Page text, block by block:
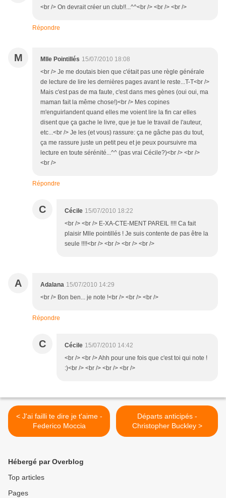
<br /> On devrait créer un club!!...^^<br /> <br /> <br />
Répondre
M Mlle Pointillés 15/07/2010 18:08
<br /> Je me doutais bien que c'était pas une règle générale
de lecture de lire les dernières pages avant le reste...T-T<br />
Mais c'est pas de ma faute, c'est dans mes gènes (oui oui, ma
maman fait la même chose!)<br /> Mes copines
m'enguirlandent quand elles me voient lire la fin car elles
disent que ça gache le livre, que je tue le travail de l'auteur,
etc...<br /> Je les (et vous) rassure: ça ne gâche pas du tout,
ça me rassure juste un petit peu et je peux poursuivre ma
lecture en toute sérénité...^^ (pas vrai Cécile?)<br /> <br />
<br />
Répondre
C Cécile 15/07/2010 18:22
<br /> <br /> E-XA-CTE-MENT PAREIL !!!! Ca fait
plaisir Mlle pointillés ! Je suis contente de pas être la
seule !!!!<br /> <br /> <br /> <br />
A Adalana 15/07/2010 14:29
<br /> Bon ben... je note !<br /> <br /> <br />
Répondre
C Cécile 15/07/2010 14:42
<br /> <br /> Ahh pour une fois que c'est toi qui note !
:)<br /> <br /> <br /> <br />
< J'ai failli te dire je t'aime -
Federico Moccia
Départs anticipés -
Christopher Buckley >
Hébergé par Overblog
Top articles
Pages